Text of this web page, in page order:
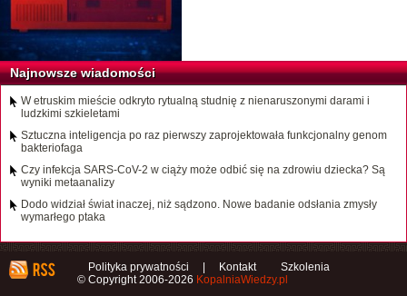
Najnowsze wiadomości
W etruskim mieście odkryto rytualną studnię z nienaruszonymi darami i
ludzkimi szkieletami
Sztuczna inteligencja po raz pierwszy zaprojektowała funkcjonalny genom
bakteriofaga
Czy infekcja SARS-CoV-2 w ciąży może odbić się na zdrowiu dziecka? Są
wyniki metaanalizy
Dodo widział świat inaczej, niż sądzono. Nowe badanie odsłania zmysły
wymarłego ptaka
Polityka prywatności Kontakt
Szkolenia
© Copyright 2006-2026 KopalniaWiedzy.pl